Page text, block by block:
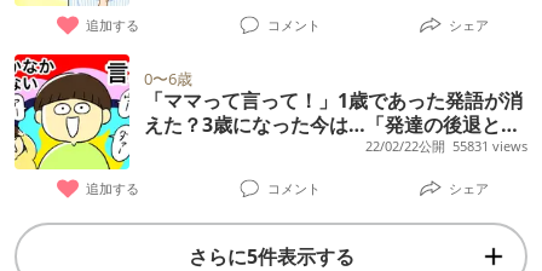
追加する コメント シェア
0〜6歳
「ママって言って！」1歳であった発語が消
えた？3歳になった今は…「発達の後退と気
にしなくていい」STさんの言葉に救われて
22/02/22公開 55831 views
追加する コメント シェア
さらに5件表示する